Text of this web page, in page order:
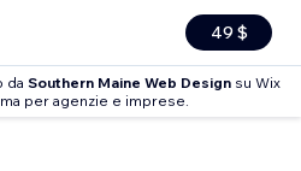
49 $
da Southern Maine Web Designsu Wix
per agenzie e imprese.